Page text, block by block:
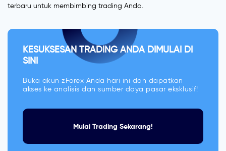
terbaru untuk membimbing trading Anda.
KESUKSESAN TRADING ANDA DIMULAI DI
SINI
Buka akun zForex Anda hari ini dan dapatkan
akses ke analisis dan sumber daya pasar eksklusif!
Mulai Trading Sekarang!